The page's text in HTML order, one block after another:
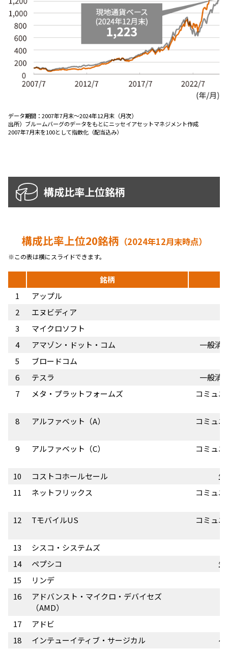
議決権行使について
国内株式議決権行使の方針と判断基準
サステナビリティレポート等
データ期間： 2007年7月末～2024年12月末（月次）
出所） ブルームバーグのデータをもとにニッセイアセットマネジメント作成
2007年7月末を100として指数化（配当込み）
構成比率上位銘柄
構成比率上位20銘柄 （2024年12月末時点）
銘柄
1
アップル
2
エヌビディア
3
マイクロソフト
4
アマゾン・ドット・コム
一般消
5
ブロードコム
6
テスラ
一般消
7
メタ・プラットフォームズ
コミュ
8
アルファベット（A）
コミュ
9
アルファベット（C）
コミュ
10
コストコホールセール
11
ネットフリックス
コミュ
12
TモバイルUS
コミュ
13
シスコ・システムズ
14
ペプシコ
15
リンデ
16
アドバンスト・マイクロ・デバイセズ
（AMD）
17 アドビ
18
インテューイティブ・サージカル